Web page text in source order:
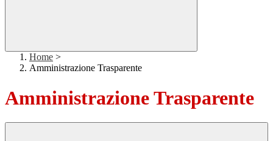
Home >
Amministrazione Trasparente
Amministrazione Trasparente